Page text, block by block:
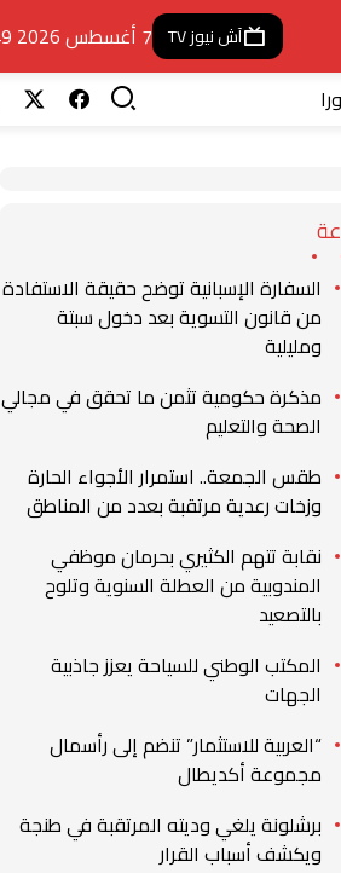
آش نيوز TV
7 أغسطس 2026 10:49
السفارة الإسبانية توضح حقيقة الاستفادة
من قانون التسوية بعد دخول سبتة
ومليلية
مذكرة حكومية تثمن ما تحقق في مجالي
الصحة والتعليم
طقس الجمعة.. استمرار الأجواء الحارة
وزخات رعدية مرتقبة بعدد من المناطق
نقابة تتهم الكثيري بحرمان موظفي
المندوبية من العطلة السنوية وتلوح
بالتصعيد
المكتب الوطني للسياحة يعزز جاذبية
الجهات
“العربية للاستثمار” تنضم إلى رأسمال
مجموعة أكديطال
برشلونة يلغي وديته المرتقبة في طنجة
ويكشف أسباب القرار